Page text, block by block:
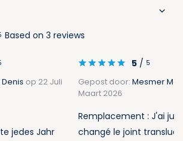
Based on 3 reviews
op 22 Juli
jedes Jahr
5 / 5
Gepost door: Mesmer
Maart 2026
Remplacement : J'ai
changé le joint